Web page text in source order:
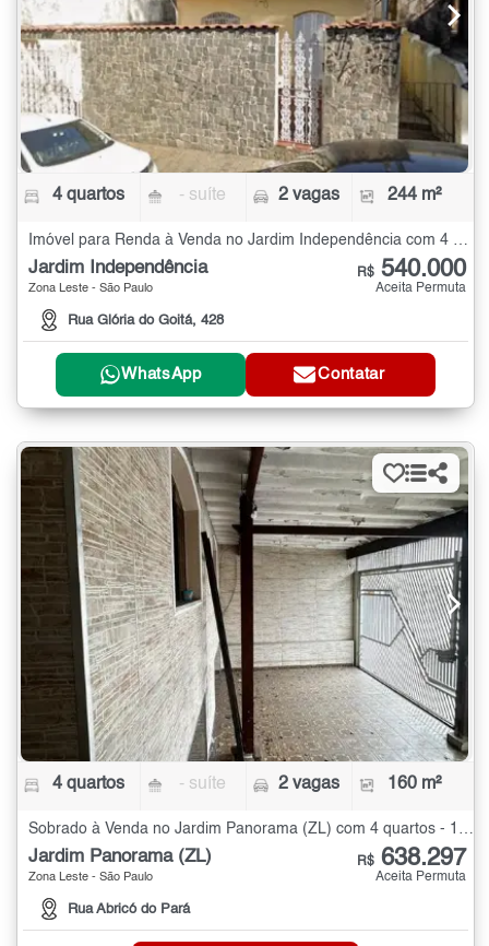
4 quartos - suíte 2 vagas 244 m²
Jardim Independência
Zona Leste - São Paulo
Rua Glória do Goitá, 428
R$ 540.000
Aceita Permuta
WhatsApp Contatar
4 quartos - suíte 2 vagas 160 m²
Sobrado à Venda no Jardim Panorama (ZL) com 4 quartos - 160 m²
Jardim Panorama (ZL)
Zona Leste - São Paulo
Rua Abricó do Pará
R$ 638.297
Aceita Permuta